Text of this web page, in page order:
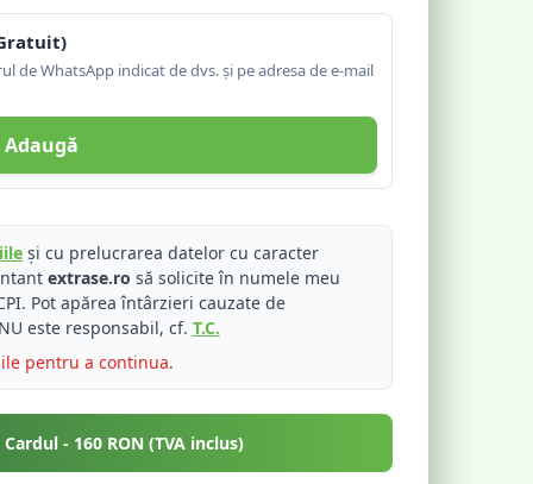
de WhatsApp indicat de dvs. și pe adresa de e-mail
Adaugă
și cu prelucrarea datelor cu caracter
extrase.ro să solicite în numele meu
Pot apărea întârzieri cauzate de
este responsabil, cf. T.C.
pentru a continua.
- 160 RON (TVA inclus)